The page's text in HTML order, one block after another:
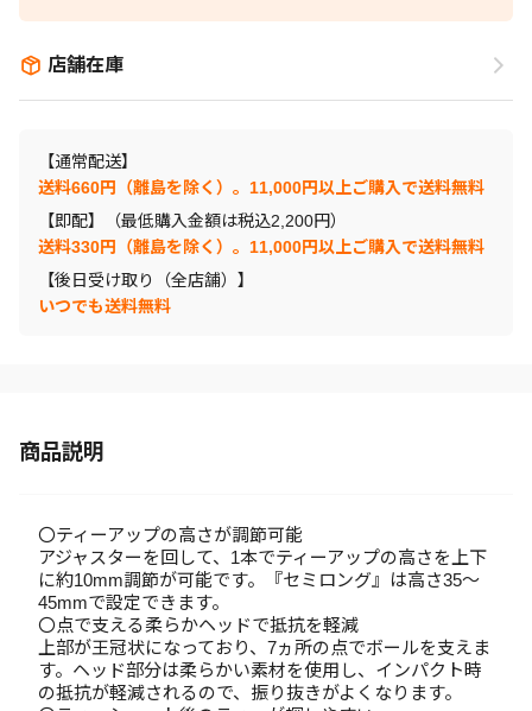
店舗在庫
【通常配送】
送料660円（離島を除く）。11,000円以上ご購入で送料無料
【即配】（最低購入金額は税込2,200円）
送料330円（離島を除く）。11,000円以上ご購入で送料無料
【後日受け取り（全店舗）】
いつでも送料無料
商品説明
〇ティーアップの高さが調節可能
アジャスターを回して、1本でティーアップの高さを上下
に約10mm調節が可能です。『セミロング』は高さ35～
45mmで設定できます。
〇点で支える柔らかヘッドで抵抗を軽減
上部が王冠状になっており、7ヵ所の点でボールを支えま
す。ヘッド部分は柔らかい素材を使用し、インパクト時
の抵抗が軽減されるので、振り抜きがよくなります。